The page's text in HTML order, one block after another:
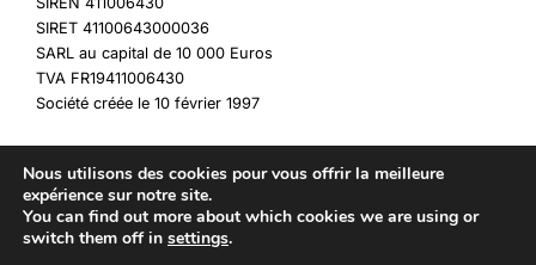
SIRET 41100643000036
SARL au capital de 10 000 Euros
TVA FR19411006430
Société créée le 10 février 1997
Copyright © 2026 My Destockage
Nous utilisons des cookies pour vous offrir la meilleure
expérience sur notre site.
You can find out more about which cookies we are using or
switch them off in settings.